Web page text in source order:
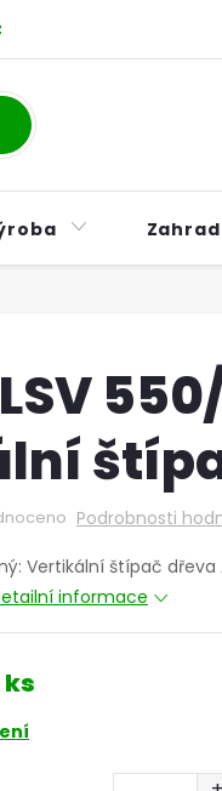
na splátky ESSOX
Podrobnosti
Vertikální štípač
informace
ks